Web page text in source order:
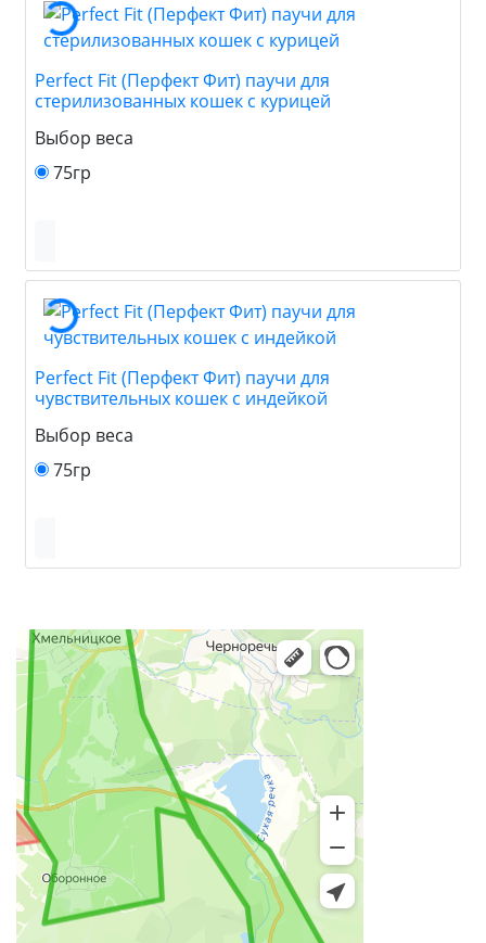
Perfect Fit (Перфект Фит) паучи для
стерилизованных кошек с курицей
Выбор веса
75гр
Perfect Fit (Перфект Фит) паучи для
чувствительных кошек с индейкой
Выбор веса
75гр